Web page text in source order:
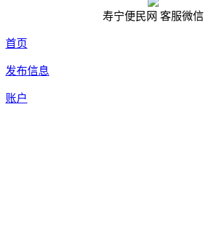
寿宁便民网 客服微信
首页
发布信息
账户